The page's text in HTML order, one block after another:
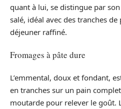
quant à lui, se distingue par
salé, idéal avec des tranches
déjeuner raffiné.
Fromages à pâte dure
L’emmental, doux et fondant,
en tranches sur un pain
moutarde pour relever le goût.